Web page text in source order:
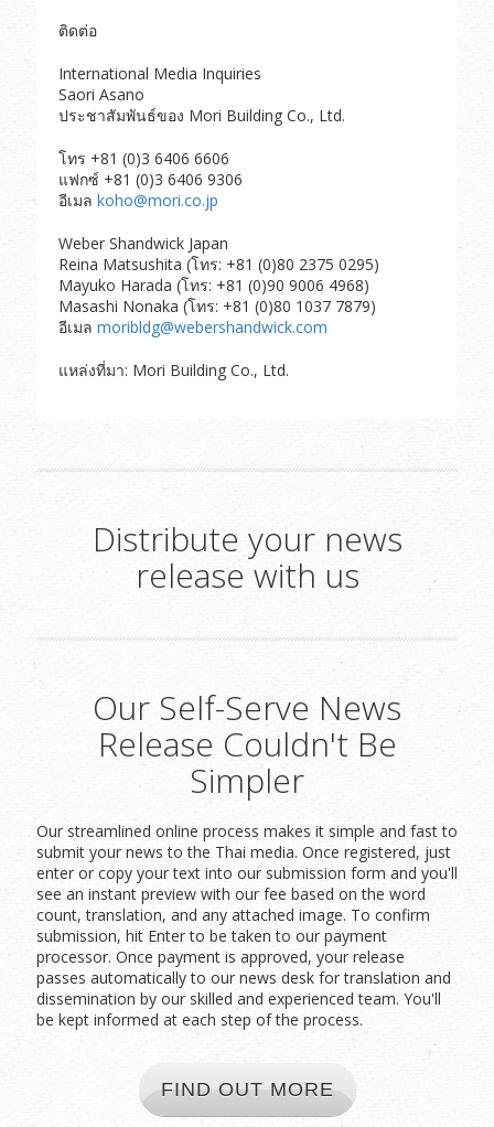
ติดต่อ
International Media Inquiries
Saori Asano
ประชาสัมพันธ์ของ Mori Building Co., Ltd.
โทร +81 (0)3 6406 6606
แฟกซ์ +81 (0)3 6406 9306
อีเมล koho@mori.co.jp
Weber Shandwick Japan
Reina Matsushita (โทร: +81 (0)80 2375 0295)
Mayuko Harada (โทร: +81 (0)90 9006 4968)
Masashi Nonaka (โทร: +81 (0)80 1037 7879)
อีเมล moribldg@webershandwick.com
แหล่งที่มา: Mori Building Co., Ltd.
Distribute your news
release with us
Our Self-Serve News
Release Couldn't Be
Simpler
Our streamlined online process makes it simple and fast to
submit your news to the Thai media. Once registered, just
enter or copy your text into our submission form and you'll
see an instant preview with our fee based on the word
count, translation, and any attached image. To confirm
submission, hit Enter to be taken to our payment
processor. Once payment is approved, your release
passes automatically to our news desk for translation and
dissemination by our skilled and experienced team. You'll
be kept informed at each step of the process.
FIND OUT MORE